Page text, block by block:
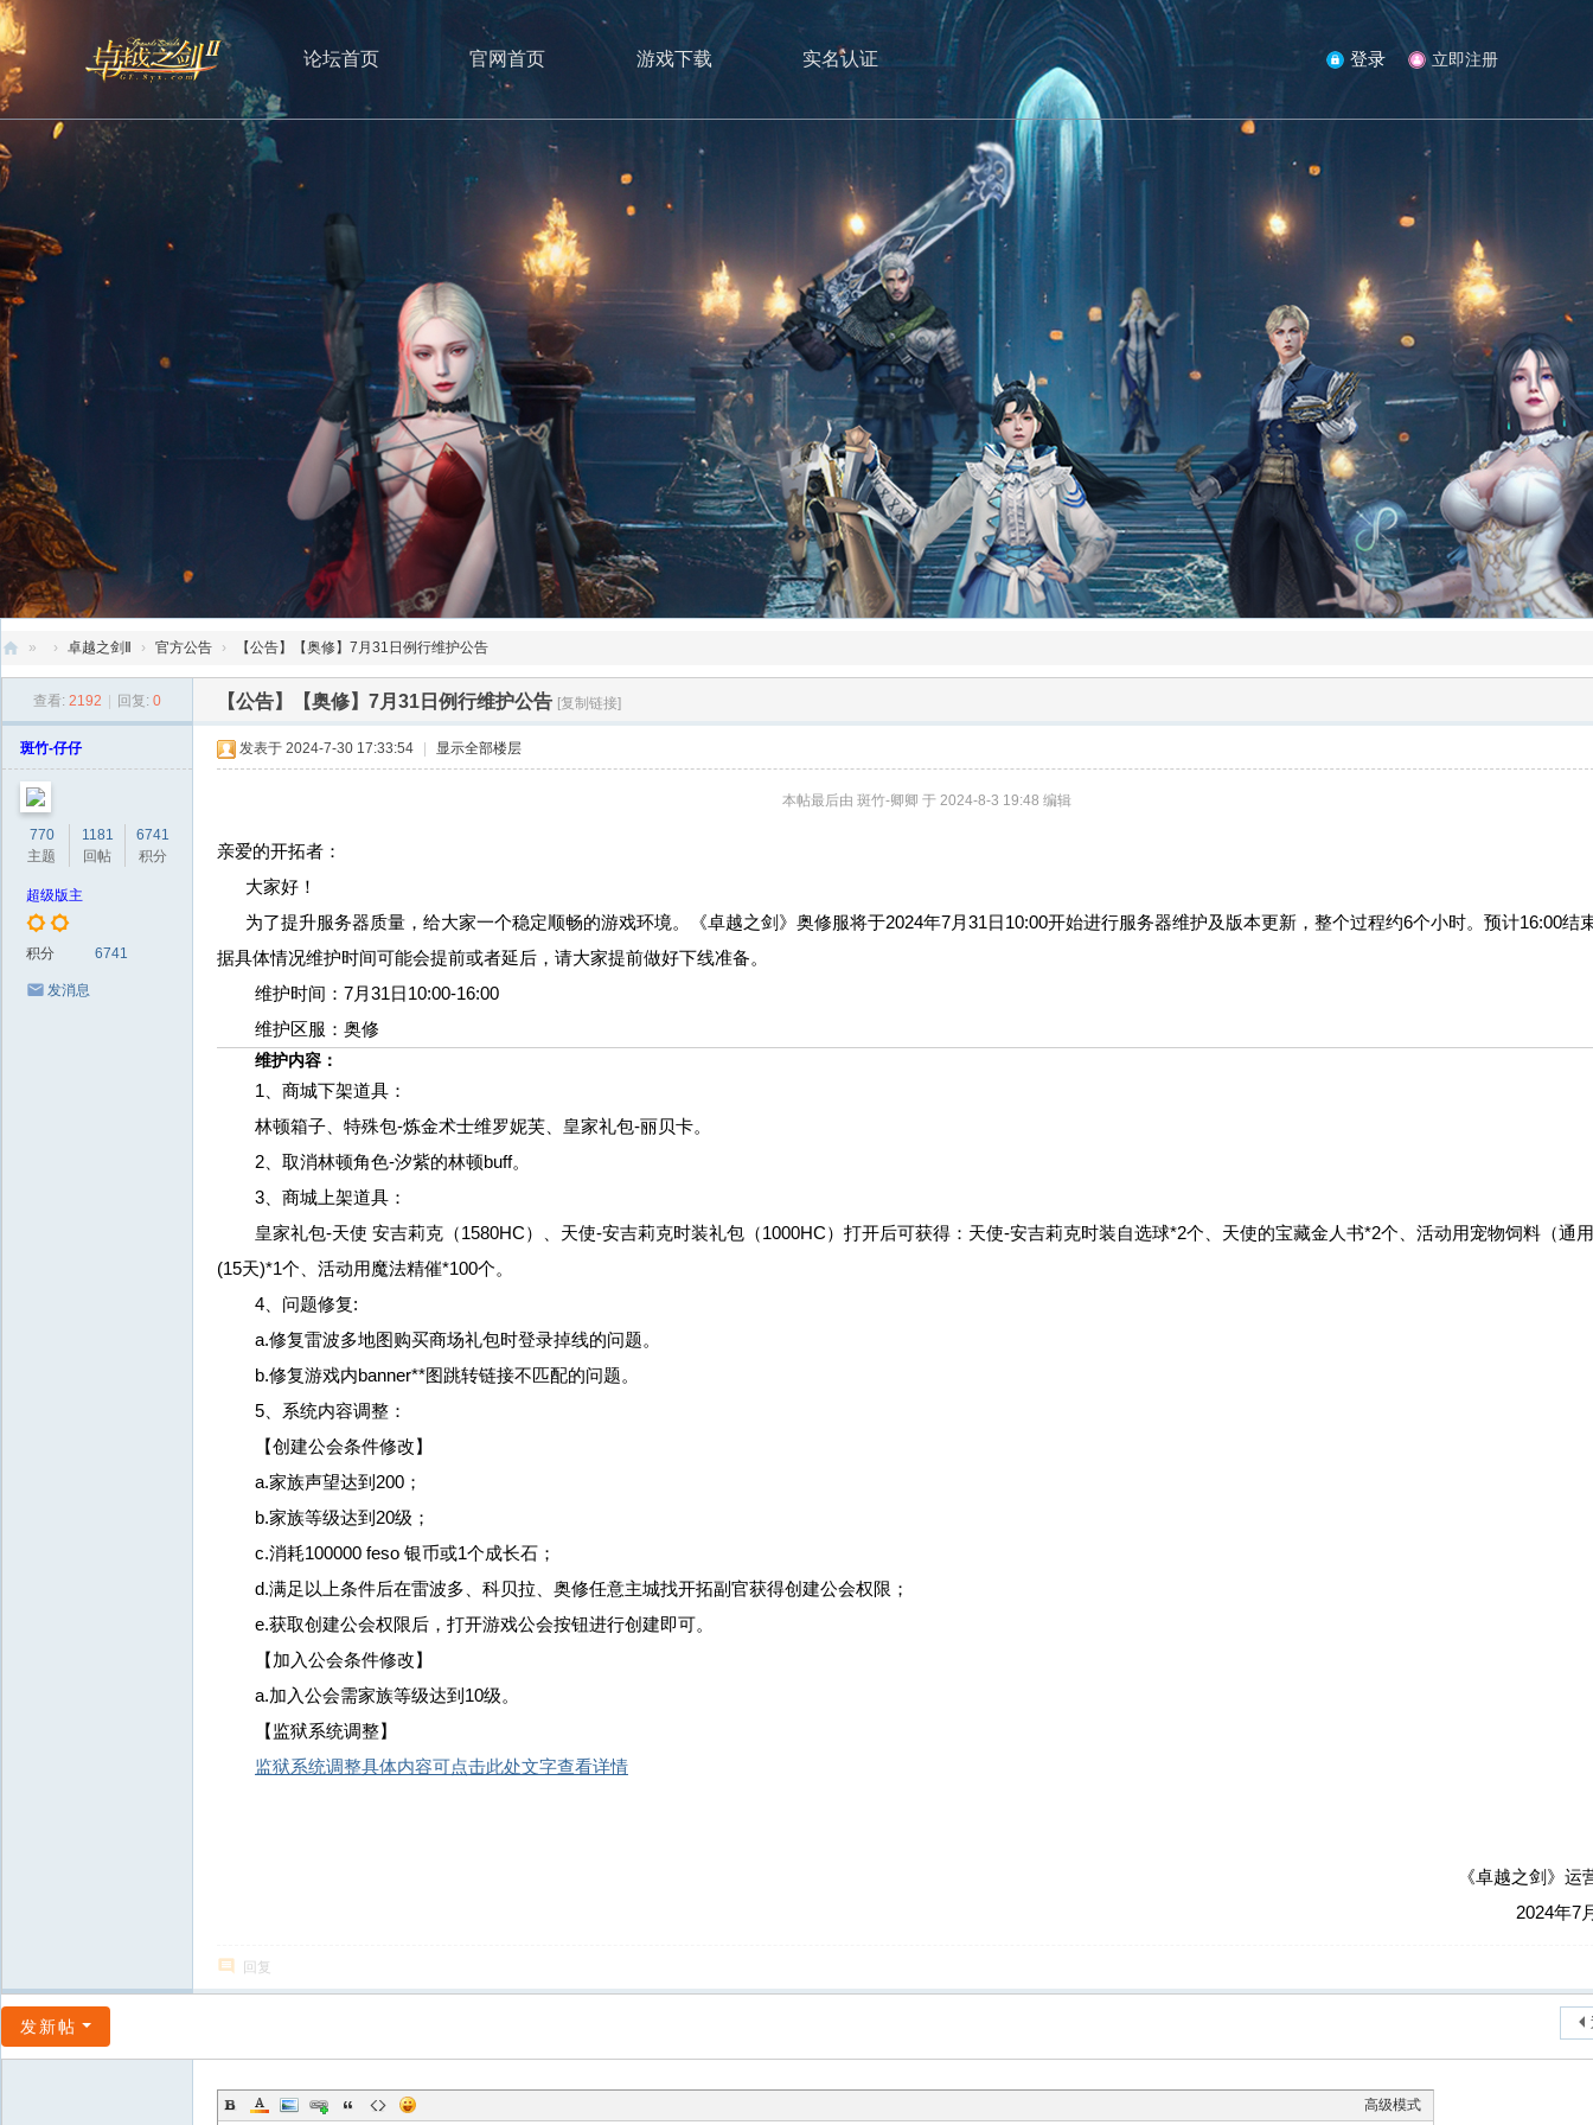
论坛首页 官网首页 游戏下载 实名认证 登录 立即注册
创
» › 卓越之剑Ⅱ › 官方公告 › 【公告】【奥修】7月31日例行维护公告
查看: 2192 回复: 0 【公告】【奥修】7月31日例行维护公告 [复制链接]
斑竹-仔仔
770
主题
1181
回帖
6741
积分
超级版主
积分 6741
发消息
发表于 2024-7-30 17:33:54 显示全部楼层
本帖最后由 斑竹-卿卿 于 2024-8-3 19:48 编辑
亲爱的开拓者：
大家好！
为了提升服务器质量，给大家一个稳定顺畅的游戏环境。《卓越之剑》奥修服将于2024年7月31日10:00开始进行服务器维护及版本更新，整个过程约6个小时。预计16:00结
据具体情况维护时间可能会提前或者延后，请大家提前做好下线准备。
维护时间：7月31日10:00-16:00
维护区服：奥修
维护内容：
1、商城下架道具：
林顿箱子、特殊包-炼金术士维罗妮芙、皇家礼包-丽贝卡。
2、取消林顿角色-汐紫的林顿buff。
3、商城上架道具：
皇家礼包-天使 安吉莉克（1580HC）、天使-安吉莉克时装礼包（1000HC）打开后可获得：天使-安吉莉克时装自选球*2个、天使的宝藏金人书*2个、活动用宠物饲料（通
(15天)*1个、活动用魔法精催*100个。
4、问题修复:
a.修复雷波多地图购买商场礼包时登录掉线的问题。
b.修复游戏内banner**图跳转链接不匹配的问题。
5、系统内容调整：
【创建公会条件修改】
a.家族声望达到200；
b.家族等级达到20级；
c.消耗100000 feso 银币或1个成长石；
d.满足以上条件后在雷波多、科贝拉、奥修任意主城找开拓副官获得创建公会权限；
e.获取创建公会权限后，打开游戏公会按钮进行创建即可。
【加入公会条件修改】
a.加入公会需家族等级达到10级。
【监狱系统调整】
监狱系统调整具体内容可点击此处文字查看详情
《卓越之剑》运
2024年7
回复
发新帖
高级模式